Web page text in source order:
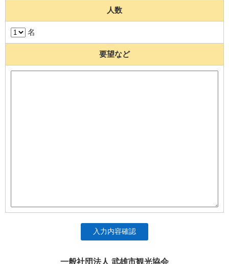
人数
名
要望など
入力内容確認
一般社団法人 武雄市観光協会